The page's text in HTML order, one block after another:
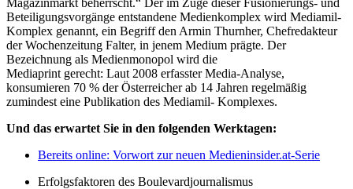
Beteiligungsvorgänge entstandene Medienkomplex wird Mediamil-
Komplex genannt, ein Begriff den Armin Thurnher, Chefredakteur
der Wochenzeitung Falter, in jenem Medium prägte. Der
Bezeichnung als Medienmonopol wird die
Mediaprint gerecht: Laut 2008 erfasster Media-Analyse,
konsumieren 70 % der Österreicher ab 14 Jahren regelmäßig
zumindest eine Publikation des Mediamil- Komplexes.
Und das erwartet Sie in den folgenden Werktagen:
Bereits online: Vorwort zur neuen Medieninsider.at-Serie
Erfolgsfaktoren des Boulevardjournalismus